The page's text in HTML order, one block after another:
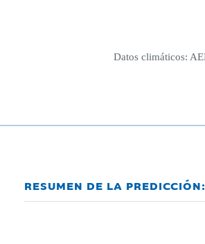
Datos climáticos:
RESUMEN DE LA PREDICCIÓN: